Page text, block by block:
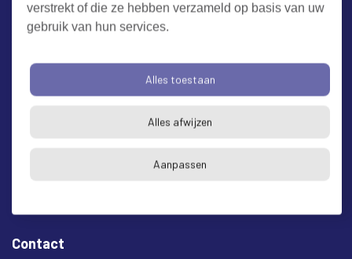
verstrekt of die ze hebben verzameld op basis van uw
gebruik van hun services.
Alles toestaan
Alles afwijzen
Aanpassen
Algemene voorwaarden
Toegankelijkheid
Bezoekadres en postadres
* op afspraak
RUD Zeeland
Buitenruststraat 6
Contact